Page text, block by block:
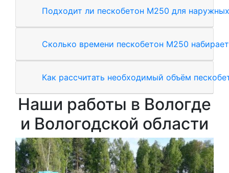
Подходит ли пескобетон М250 для
Сколько времени пескобетон М250
Как рассчитать необходимый объём
Наши работы в Вологде
и Вологодской области